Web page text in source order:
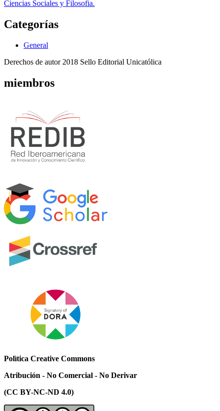
Ciencias Sociales y Filosofia.
Categorías
General
Derechos de autor 2018 Sello Editorial Unicatólica
miembros
Polìtica Creative Commons
Atribución - No Comercial - No Derivar
(CC BY-NC-ND 4.0)